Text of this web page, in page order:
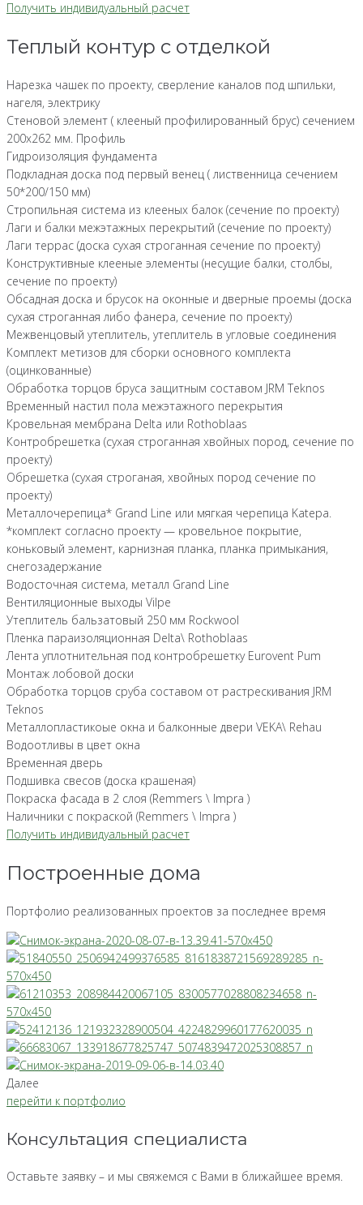
Получить индивидуальный расчет
Теплый контур с отделкой
Нарезка чашек по проекту, сверление каналов под шпильки,
нагеля, электрику
Стеновой элемент ( клееный профилированный брус) сечением
200х262 мм. Профиль
Гидроизоляция фундамента
Подкладная доска под первый венец ( лиственница сечением
50*200/150 мм)
Стропильная система из клееных балок (сечение по проекту)
Лаги и балки межэтажных перекрытий (сечение по проекту)
Лаги террас (доска сухая строганная сечение по проекту)
Конструктивные клееные элементы (несущие балки, столбы,
сечение по проекту)
Обсадная доска и брусок на оконные и дверные проемы (доска
сухая строганная либо фанера, сечение по проекту)
Межвенцовый утеплитель, утеплитель в угловые соединения
Комплект метизов для сборки основного комплекта
(оцинкованные)
Обработка торцов бруса защитным составом JRM Teknos
Временный настил пола межэтажного перекрытия
Кровельная мембрана Delta или Rothoblaas
Контробрешетка (сухая строганная хвойных пород, сечение по
проекту)
Обрешетка (сухая строганая, хвойных пород сечение по
проекту)
Металлочерепица* Grand Line или мягкая черепица Katepa.
*комплект согласно проекту — кровельное покрытие,
коньковый элемент, карнизная планка, планка примыкания,
снегозадержание
Водосточная система, металл Grand Line
Вентиляционные выходы Vilpe
Утеплитель бальзатовый 250 мм Rockwool
Пленка параизоляционная Delta\ Rothoblaas
Лента уплотнительная под контробрешетку Eurovent Pum
Монтаж лобовой доски
Обработка торцов сруба составом от растрескивания JRM
Teknos
Металлопластикоые окна и балконные двери VEKA\ Rehau
Водоотливы в цвет окна
Временная дверь
Подшивка свесов (доска крашеная)
Покраска фасада в 2 слоя (Remmers \ Impra )
Наличники с покраской (Remmers \ Impra )
Получить индивидуальный расчет
Построенные дома
Портфолио реализованных проектов за последнее время
Далее
перейти к портфолио
Консультация специалиста
Оставьте заявку – и мы свяжемся с Вами в ближайшее время.